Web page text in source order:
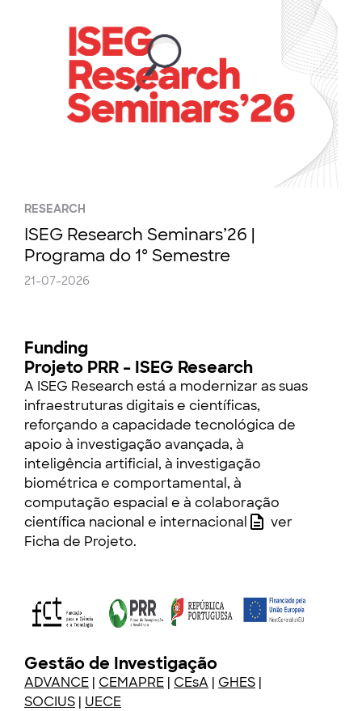
RESEARCH
ISEG Research Seminars’26 |
Programa do 1º Semestre
21-07-2026
Funding
Projeto PRR – ISEG Research
A ISEG Research está a modernizar as suas
infraestruturas digitais e científicas,
reforçando a capacidade tecnológica de
apoio à investigação avançada, à
inteligência artificial, à investigação
biométrica e comportamental, à
computação espacial e à colaboração
científica nacional e internacional
ver
Ficha de Projeto.
Gestão de Investigação
ADVANCE | CEMAPRE | CEsA | GHES |
SOCIUS | UECE